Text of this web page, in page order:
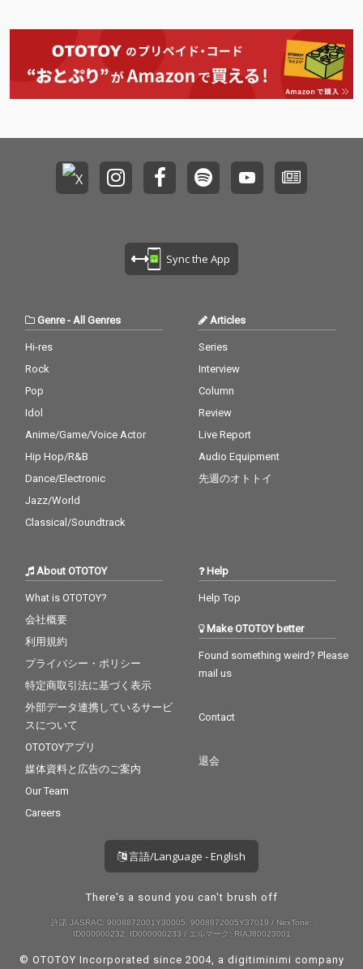
Sync the App
Genre-All Genres
Hi-res
Rock
Pop
Idol
Anime/Game/Voice Actor
Hip Hop/R&B
Dance/Electronic
Jazz/World
Classical/Soundtrack
Articles
Series
Interview
Column
Review
Live Report
Audio Equipment
先週のオトトイ
About OTOTOY
What is OTOTOY?
会社概要
利用規約
プライバシー・ポリシー
特定商取引法に基づく表示
外部データ連携しているサービ
スについて
OTOTOYアプリ
媒体資料と広告のご案内
Our Team
Careers
Help
Help Top
Make OTOTOY better
Found something weird? Please
mail us
Contact
退会
言語/Language - English
There's a sound you can't brush off
許諾 JASRAC: 9008872001Y30005, 9008872005Y37019 / NexTone:
ID000000232, ID000000233 / エルマーク: RIAJ80023001
© OTOTOY Incorporated since 2004, a digitiminimi company